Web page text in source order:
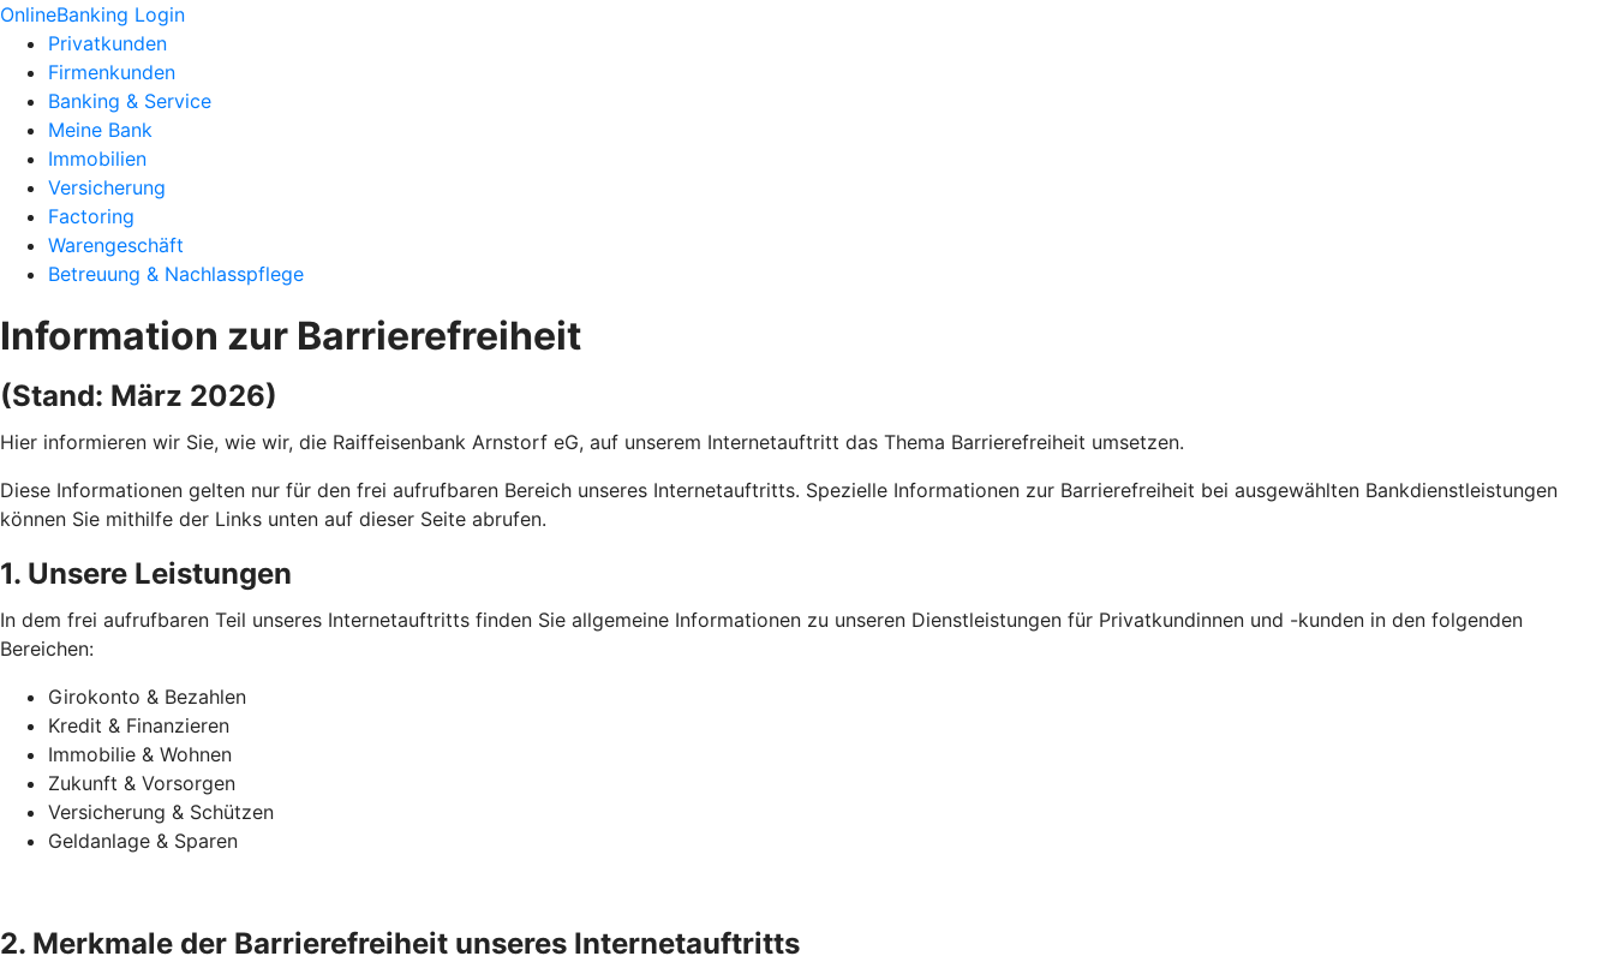
OnlineBanking Login
Privatkunden
Firmenkunden
Banking & Service
Meine Bank
Immobilien
Versicherung
Factoring
Warengeschäft
Betreuung & Nachlasspflege
Information zur Barrierefreiheit
(Stand: März 2026)
Hier informieren wir Sie, wie wir, die Raiffeisenbank Arnstorf eG, auf unserem Internetauftritt das Thema Barrierefreiheit umsetzen.
Diese Informationen gelten nur für den frei aufrufbaren Bereich unseres Internetauftritts. Spezielle Informationen zur Barrierefreiheit bei ausgewählten Bankdienstleistungen
können Sie mithilfe der Links unten auf dieser Seite abrufen.
1. Unsere Leistungen
In dem frei aufrufbaren Teil unseres Internetauftritts finden Sie allgemeine Informationen zu unseren Dienstleistungen für Privatkundinnen und -kunden in den folgenden
Bereichen:
Girokonto & Bezahlen
Kredit & Finanzieren
Immobilie & Wohnen
Zukunft & Vorsorgen
Versicherung & Schützen
Geldanlage & Sparen
2. Merkmale der Barrierefreiheit unseres Internetauftritts